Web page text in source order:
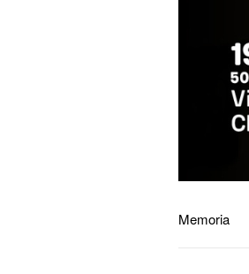
Memoria